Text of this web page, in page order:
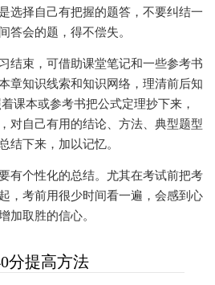
选择自己有把握的题答，不要纠结一
答会的题，得不偿失。
结束，可借助课堂笔记和一些参考书
章知识线索和知识网络，理清前后知
课本或参考书把公式定理抄下来，
对自己有用的结论、方法、典型题型
结下来，加以记忆。
有个性化的总结。尤其在考试前把考
，考前用很少时间看一遍，会感到心
加取胜的信心。
分提高方法